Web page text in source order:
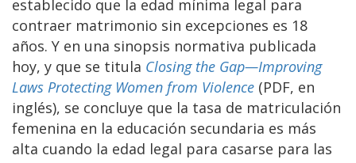
establecido que la edad mínima legal para
contraer matrimonio sin excepciones es 18
años. Y en una sinopsis normativa publicada
hoy, y que se titula Closing the Gap—Improving
Laws Protecting Women from Violence (PDF, en
inglés), se concluye que la tasa de matriculación
femenina en la educación secundaria es más
alta cuando la edad legal para casarse para las